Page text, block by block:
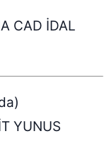
CAD İDAL
YUNUS